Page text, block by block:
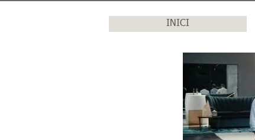
INICI